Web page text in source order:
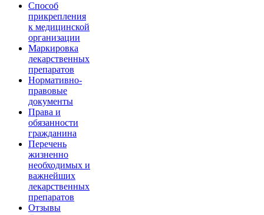
Способ
прикрепления
к медицинской
организации
Маркировка
лекарственных
препаратов
Нормативно-
правовые
документы
Права и
обязанности
гражданина
Перечень
жизненно
необходимых и
важнейших
лекарственных
препаратов
Отзывы